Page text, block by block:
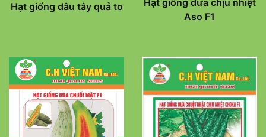
Hạt giống dâu tây quả to
Hạt giống dưa chịu nhiệt
Aso F1